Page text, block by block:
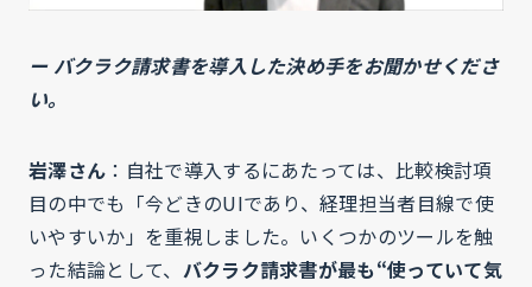
ー バクラク請求書を導入した決め手をお聞かせくださ
い。
岩澤さん ：自社で導入するにあたっては、比較検討項
目の中でも「今どきのUIであり、経理担当者目線で使
いやすいか」を重視しました。いくつかのツールを触
った結論として、 バクラク請求書が最も“使っていて気